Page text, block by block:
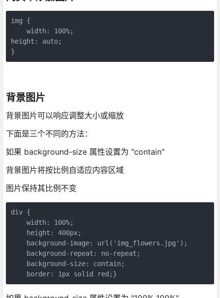
img {
width: 100%;
height: auto;
背景图片
背景图片可以响应调整大小或缩放
下面是三个不同的方法：
如果 background-size 属性设置为 "contain"
背景图片将按比例自适应内容区域
图片保持其比例不变
div {
    width: 100%;
    height: 400px;
    background-image: url('img_flowers.jpg');
    background-repeat: no-repeat;
    background-size: contain;
    border: 1px solid red;}